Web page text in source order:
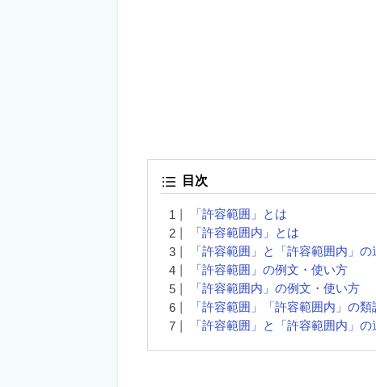
目次
「許容範囲」とは
「許容範囲内」とは
「許容範囲」と「許容範囲内」の
「許容範囲」の例文・使い方
「許容範囲内」の例文・使い方
「許容範囲」「許容範囲内」の類
「許容範囲」と「許容範囲内」